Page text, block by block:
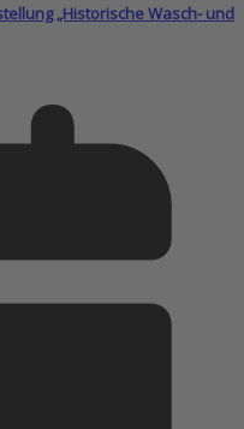
„Historische Wasch- und